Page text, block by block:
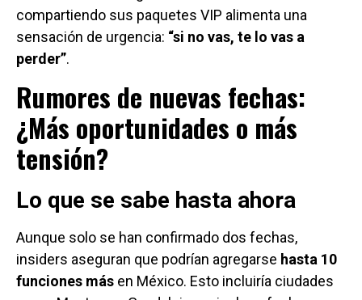
compartiendo sus paquetes VIP alimenta una
sensación de urgencia: “si no vas, te lo vas a
perder”.
Rumores de nuevas fechas:
¿Más oportunidades o más
tensión?
Lo que se sabe hasta ahora
Aunque solo se han confirmado dos fechas,
insiders aseguran que podrían agregarse hasta 10
funciones más en México. Esto incluiría ciudades